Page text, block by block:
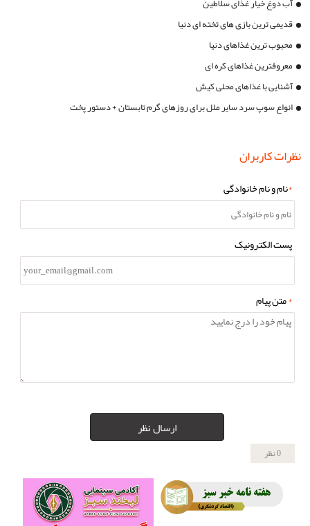
قدیمی ترین بازی های تخته ای دنیا
محبوب ترین غذاهای دنیا
معروفترین غذاهای کره ای
آشنایی با غذاهای محلی کیش
انواع سوپ سرد سایر ملل برای روزهای گرم تابستان + دستور پخت
نظرات کاربران
*نام و نام خانوادگی
پست الکترونیک
*متن پیام
ارسال نظر
0 نظر